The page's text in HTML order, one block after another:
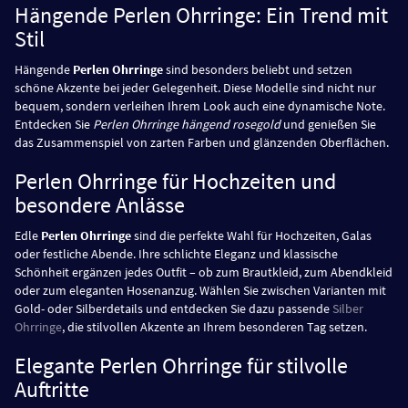
Hängende Perlen Ohrringe: Ein Trend mit
Stil
Hängende Perlen Ohrringesind besonders beliebt und setzen
schöne Akzente bei jeder Gelegenheit. Diese Modelle sind nicht nur
bequem, sondern verleihen Ihrem Look auch eine dynamische Note.
Entdecken Sie Perlen Ohrringe hängend rosegoldund genießen Sie
das Zusammenspiel von zarten Farben und glänzenden Oberflächen.
Perlen Ohrringe für Hochzeiten und
besondere Anlässe
Edle Perlen Ohrringesind die perfekte Wahl für Hochzeiten, Galas
oder festliche Abende. Ihre schlichte Eleganz und klassische
Schönheit ergänzen jedes Outfit – ob zum Brautkleid, zum Abendkleid
oder zum eleganten Hosenanzug. Wählen Sie zwischen Varianten mit
Gold- oder Silberdetails und entdecken Sie dazu passende Silber
Ohrringe, die stilvollen Akzente an Ihrem besonderen Tag setzen.
Elegante Perlen Ohrringe für stilvolle
Auftritte